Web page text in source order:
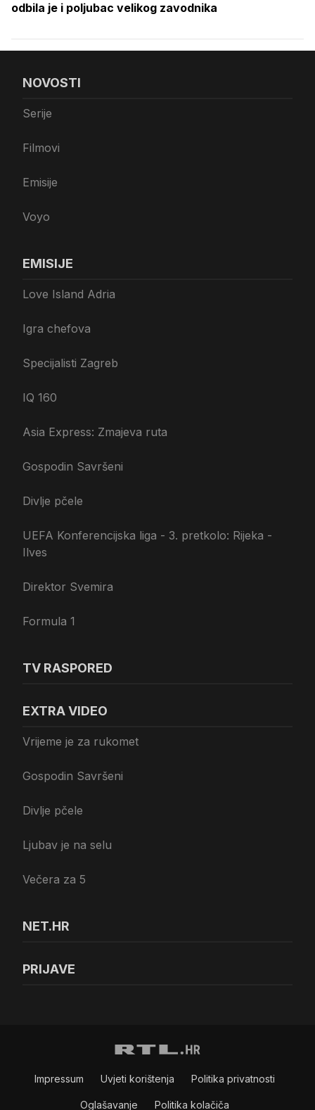
odbila je i poljubac velikog zavodnika
NOVOSTI
Serije
Filmovi
Emisije
Voyo
EMISIJE
Love Island Adria
Igra chefova
Specijalisti Zagreb
IQ 160
Asia Express: Zmajeva ruta
Gospodin Savršeni
Divlje pčele
UEFA Konferencijska liga - 3. pretkolo: Rijeka -
Ilves
Direktor Svemira
Formula 1
TV RASPORED
EXTRA VIDEO
Vrijeme je za rukomet
Gospodin Savršeni
Divlje pčele
Ljubav je na selu
Večera za 5
NET.HR
PRIJAVE
Impressum Uvjeti korištenja Politika privatnosti
Oglašavanje Politika kolačiča